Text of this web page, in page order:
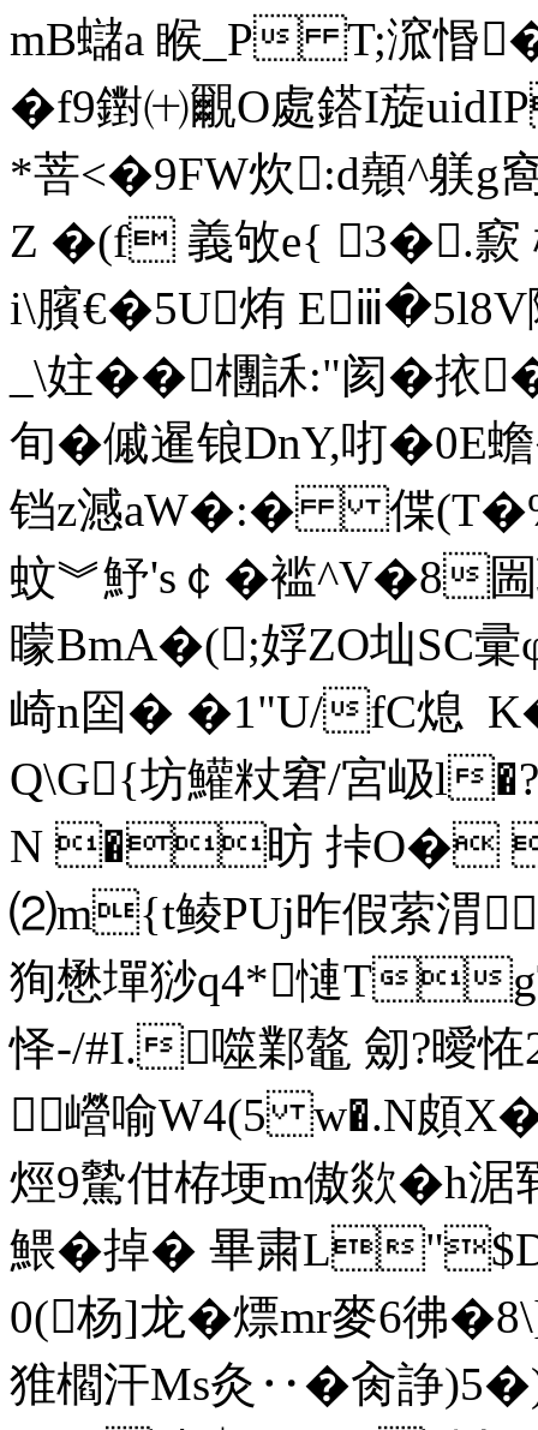
mB蠩a 睺_P T;溛惽
�f9鑆㈩覼O處鎝I蔙
*菩<�9FW炊:d顤^躾g
Z �(f 義敂e{ 3�.窾
i\臏€�5U烠
_\妵��檲訸:"阂�挔
旬�傶暹锒DnY,咑�0E
铛z澸aW�:� 偞(T�%
蚊︾魣's￠�褴^V�8
曚BmA�(;娐ZO圸SC
崎n囶� �1"U/fC熄
Q\G{坊鱹粀窘/宮岋l�?幟
N �昉 挊O�
⑵m{t鲮PUj昨假萦渭
狥懋墠猀q4*慩T
怿-/#I.噬鄴鼇 劎? 曖
巆喻W4(5 w�.N頗
烴9驇佄栫埂m傲欻�
鰃�掉� 畢粛L
0(杨]龙�熛mr麥6彿
猚櫩汗Ms灸‥�肏諍